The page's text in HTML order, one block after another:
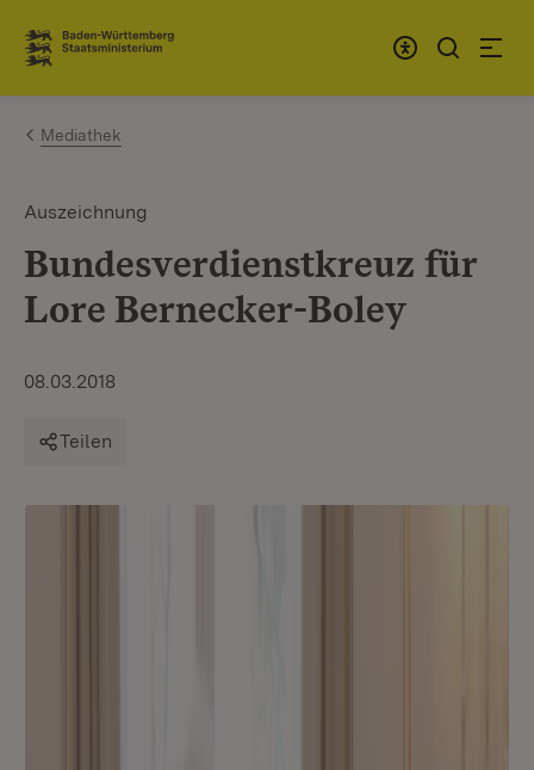
Zum Inhalt springen
Link zur Startseite
Mediathek
Auszeichnung
Bundesverdienstkreuz für
Lore Bernecker-Boley
08.03.2018
Teilen